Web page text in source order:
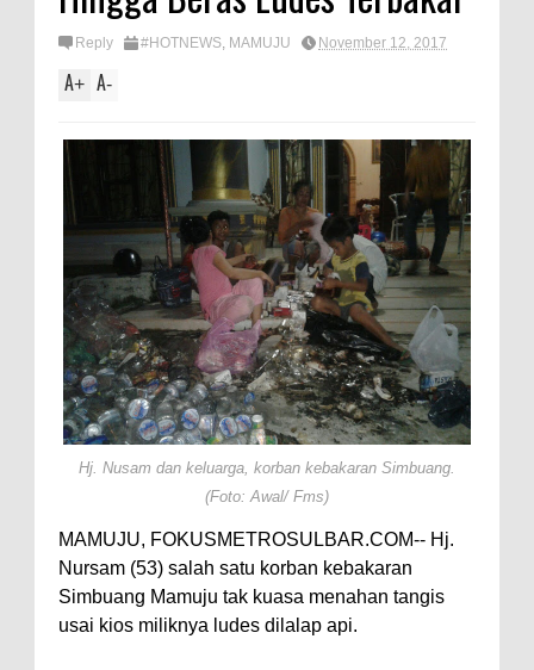
Reply #HOTNEWS, MAMUJU November 12, 2017
A+ A-
Hj. Nusam dan keluarga, korban kebakaran Simbuang.
(Foto: Awal/ Fms)
MAMUJU, FOKUSMETROSULBAR.COM-- Hj.
Nursam (53) salah satu korban kebakaran
Simbuang Mamuju tak kuasa menahan tangis
usai kios miliknya ludes dilalap api.